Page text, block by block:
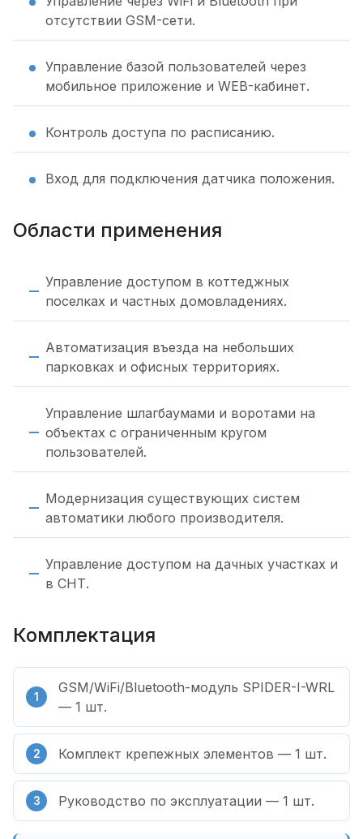
отсутствии GSM-сети.
Управление базой пользователей через
мобильное приложение и WEB-кабинет.
Контроль доступа по расписанию.
Вход для подключения датчика положения.
Области применения
Управление доступом в коттеджных
поселках и частных домовладениях.
Автоматизация въезда на небольших
парковках и офисных территориях.
Управление шлагбаумами и воротами на
объектах с ограниченным кругом
пользователей.
Модернизация существующих систем
автоматики любого производителя.
Управление доступом на дачных участках и
в СНТ.
Комплектация
GSM/WiFi/Bluetooth-модуль SPIDER-I-WRL
— 1 шт.
Комплект крепежных элементов — 1 шт.
Руководство по эксплуатации — 1 шт.